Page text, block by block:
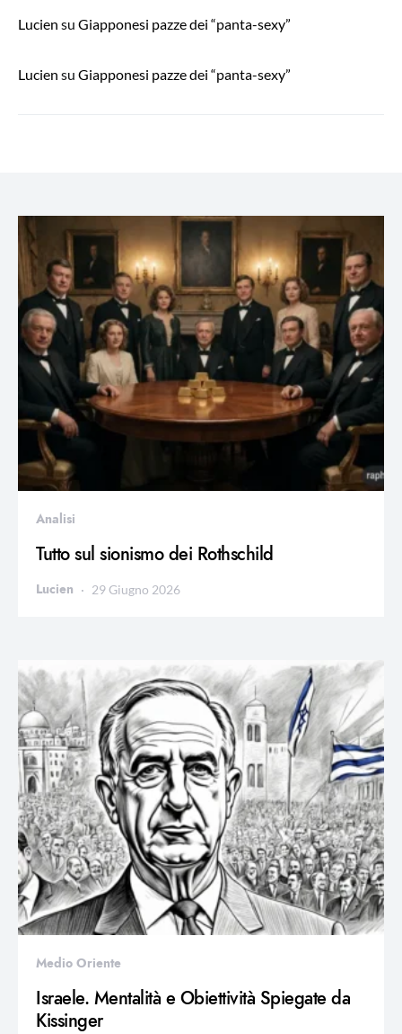
Lucien su Giapponesi pazze dei “panta-sexy”
Lucien su Giapponesi pazze dei “panta-sexy”
Analisi
Tutto sul sionismo dei Rothschild
Lucien 29 Giugno 2026
Medio Oriente
Israele. Mentalità e Obiettività Spiegate da
Kissinger